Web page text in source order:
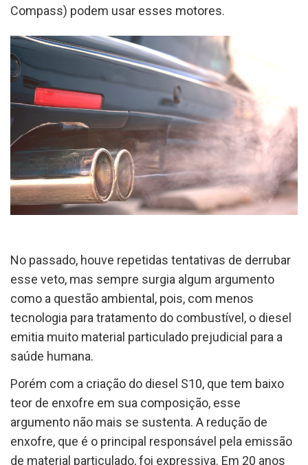
Compass) podem usar esses motores.
No passado, houve repetidas tentativas de derrubar
esse veto, mas sempre surgia algum argumento
como a questão ambiental, pois, com menos
tecnologia para tratamento do combustível, o diesel
emitia muito material particulado prejudicial para a
saúde humana.
Porém com a criação do diesel S10, que tem baixo
teor de enxofre em sua composição, esse
argumento não mais se sustenta. A redução de
enxofre, que é o principal responsável pela emissão
de material particulado, foi expressiva. Em 20 anos